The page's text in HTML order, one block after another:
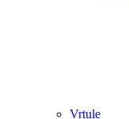
Vrtule